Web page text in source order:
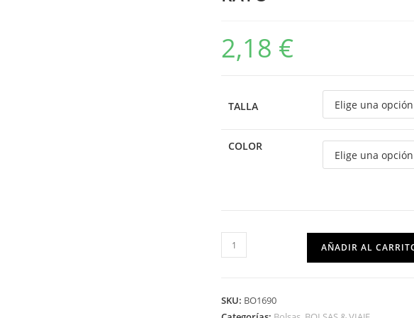
2,18 €
TALLA
COLOR
AÑADIR AL
SKU: BO1690